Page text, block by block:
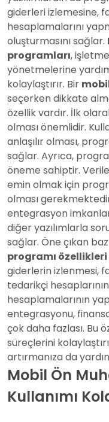
giderleri izlemesine,
hesaplamalarını
oluşturmasını sağlar.
programları,
yönetmelerine
kolaylaştırır. Bir
seçerken dikkate
özellik vardır. İlk
olması önemlidir.
anlaşılır olması,
sağlar. Ayrıca,
öneme sahiptir.
emin olmak için
olması
entegrasyon
diğer yazılımlarla
sağlar. Öne çıkan
programı özellikleri
giderlerin izlenmesi,
tedarikçi
hesaplamalarının
entegrasyonu,
çok daha fazlası. Bu
süreçlerini
artırmanıza da
Mobil Ön
Kullanımı